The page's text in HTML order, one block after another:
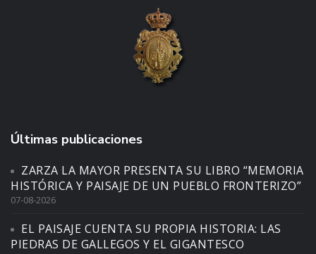
Últimas publicaciones
ZARZA LA MAYOR PRESENTA SU LIBRO “MEMORIA
HISTÓRICA Y PAISAJE DE UN PUEBLO FRONTERIZO”
07-08-2026
EL PAISAJE CUENTA SU PROPIA HISTORIA: LAS
PIEDRAS DE GALLEGOS Y EL GIGANTESCO